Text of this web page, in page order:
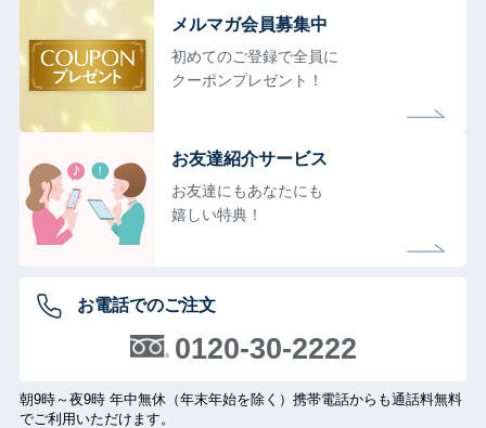
メルマガ会員募集中
初めてのご登録で全員に
クーポンプレゼント！
お友達紹介サービス
お友達にもあなたにも
嬉しい特典！
お電話でのご注文
0120-30-2222
朝9時～夜9時 年中無休（年末年始を除く）携帯電話からも通話料無料
でご利用いただけます。